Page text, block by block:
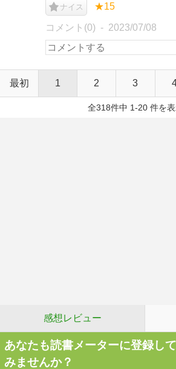
ナイス ★15
コメント(0) 2023/07/08
最初 1 2 3
全318件中 1-20 件を
感想レビュー
あなたも読書メーターに登録し
みませんか？